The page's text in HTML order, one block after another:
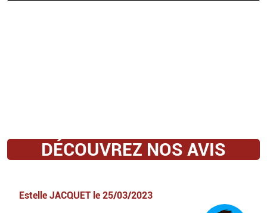
DÉCOUVREZ NOS AVIS
Estelle JACQUET le 25/03/2023